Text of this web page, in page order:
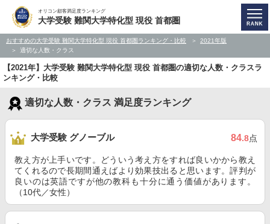
オリコン顧客満足度ランキング
大学受験 難関大学特化型 現役 首都圏
おすすめの大学受験 難関大学特化型 現役 首都圏ランキング・比較
2021年版
適切な人数・クラス
【2021年】大学受験 難関大学特化型 現役 首都圏の適切な人数・クラスラ
ンキング・比較
適切な人数・クラス 満足度ランキング
大学受験 グノーブル 84.8点
教え方が上手いです。どういう考え方をすれば良いかから教え
てくれるので長期間通えばより効果技出ると思います。評判が
良いのは英語ですが他の教科も十分に通う価値があります。
（10代／女性）